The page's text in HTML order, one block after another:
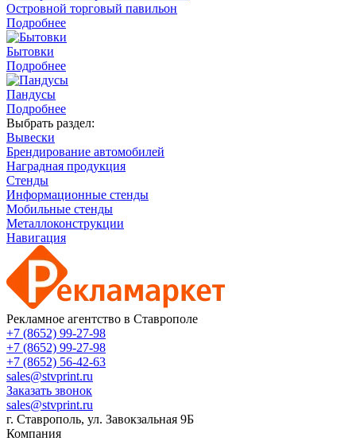
Островной торговый павильон
Подробнее
Бытовки
Подробнее
Пандусы
Подробнее
Выбрать раздел:
Вывески
Брендирование автомобилей
Наградная продукция
Cтенды
Информационные стенды
Мобильные стенды
Металлоконструкции
Навигация
Рекламное агентство в Ставрополе
+7 (8652) 99-27-98
+7 (8652) 99-27-98
+7 (8652) 56-42-63
sales@stvprint.ru
Заказать звонок
sales@stvprint.ru
г. Ставрополь, ул. Завокзальная 9Б
Компания